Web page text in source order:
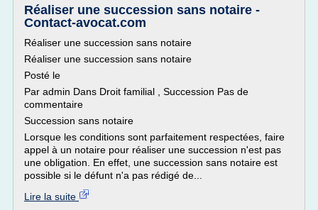
Réaliser une succession sans notaire -
Contact-avocat.com
Réaliser une succession sans notaire
Réaliser une succession sans notaire
Posté le
Par admin Dans Droit familial , Succession Pas de
commentaire
Succession sans notaire
Lorsque les conditions sont parfaitement respectées, faire
appel à un notaire pour réaliser une succession n'est pas
une obligation. En effet, une succession sans notaire est
possible si le défunt n'a pas rédigé de...
Lire la suite